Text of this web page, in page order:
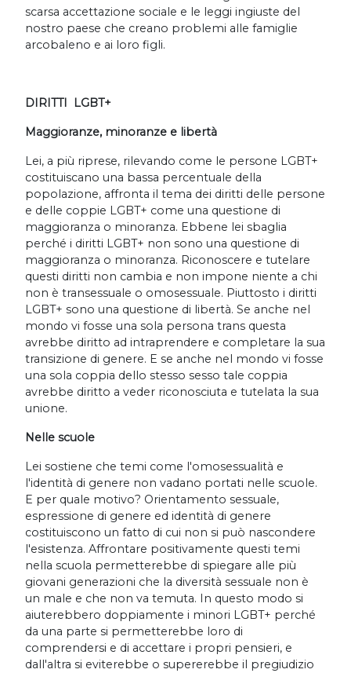
scarsa accettazione sociale e le leggi ingiuste del
nostro paese che creano problemi alle famiglie
arcobaleno e ai loro figli.
DIRITTI LGBT+
Maggioranze, minoranze e libertà
Lei, a più riprese, rilevando come le persone LGBT+
costituiscano una bassa percentuale della
popolazione, affronta il tema dei diritti delle persone
e delle coppie LGBT+ come una questione di
maggioranza o minoranza. Ebbene lei sbaglia
perché i diritti LGBT+ non sono una questione di
maggioranza o minoranza. Riconoscere e tutelare
questi diritti non cambia e non impone niente a chi
non è transessuale o omosessuale. Piuttosto i diritti
LGBT+ sono una questione di libertà. Se anche nel
mondo vi fosse una sola persona trans questa
avrebbe diritto ad intraprendere e completare la sua
transizione di genere. E se anche nel mondo vi fosse
una sola coppia dello stesso sesso tale coppia
avrebbe diritto a veder riconosciuta e tutelata la sua
unione.
Nelle scuole
Lei sostiene che temi come l'omosessualità e
l'identità di genere non vadano portati nelle scuole.
E per quale motivo? Orientamento sessuale,
espressione di genere ed identità di genere
costituiscono un fatto di cui non si può nascondere
l'esistenza. Affrontare positivamente questi temi
nella scuola permetterebbe di spiegare alle più
giovani generazioni che la diversità sessuale non è
un male e che non va temuta. In questo modo si
aiuterebbero doppiamente i minori LGBT+ perché
da una parte si permetterebbe loro di
comprendersi e di accettare i propri pensieri, e
dall'altra si eviterebbe o supererebbe il pregiudizio